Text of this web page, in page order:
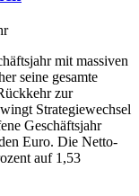
mit massiven
seine gesamte
zur
Strategiewechsel
Geschäftsjahr
Euro. Die Netto-
auf 1,53